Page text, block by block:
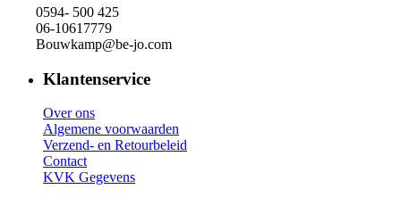
0594- 500 425
06-10617779
Bouwkamp@be-jo.com
Klantenservice
Over ons
Algemene voorwaarden
Verzend- en Retourbeleid
Contact
KVK Gegevens